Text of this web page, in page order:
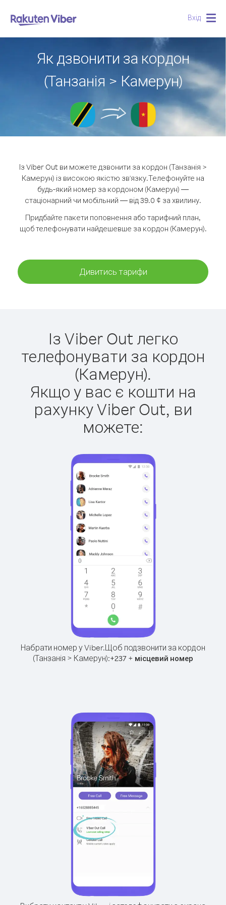
Вхід
Як дзвонити за кордон
(Танзанія > Камерун)
Із Viber Out ви можете дзвонити за кордон (Танзанія >
Камерун) із високою якістю зв'язку.Телефонуйте на
будь-який номер за кордоном (Камерун) —
стаціонарний чи мобільний — від 39.0 ¢ за хвилину.
Придбайте пакети поповнення або тарифний план,
щоб телефонувати найдешевше за кордон (Камерун).
Дивитись тарифи
Із Viber Out легко
телефонувати за кордон
(Камерун).
Якщо у вас є кошти на
рахунку Viber Out, ви
можете:
Набрати номер у Viber.Щоб подзвонити за кордон
(Танзанія > Камерун):+237 + місцевий номер